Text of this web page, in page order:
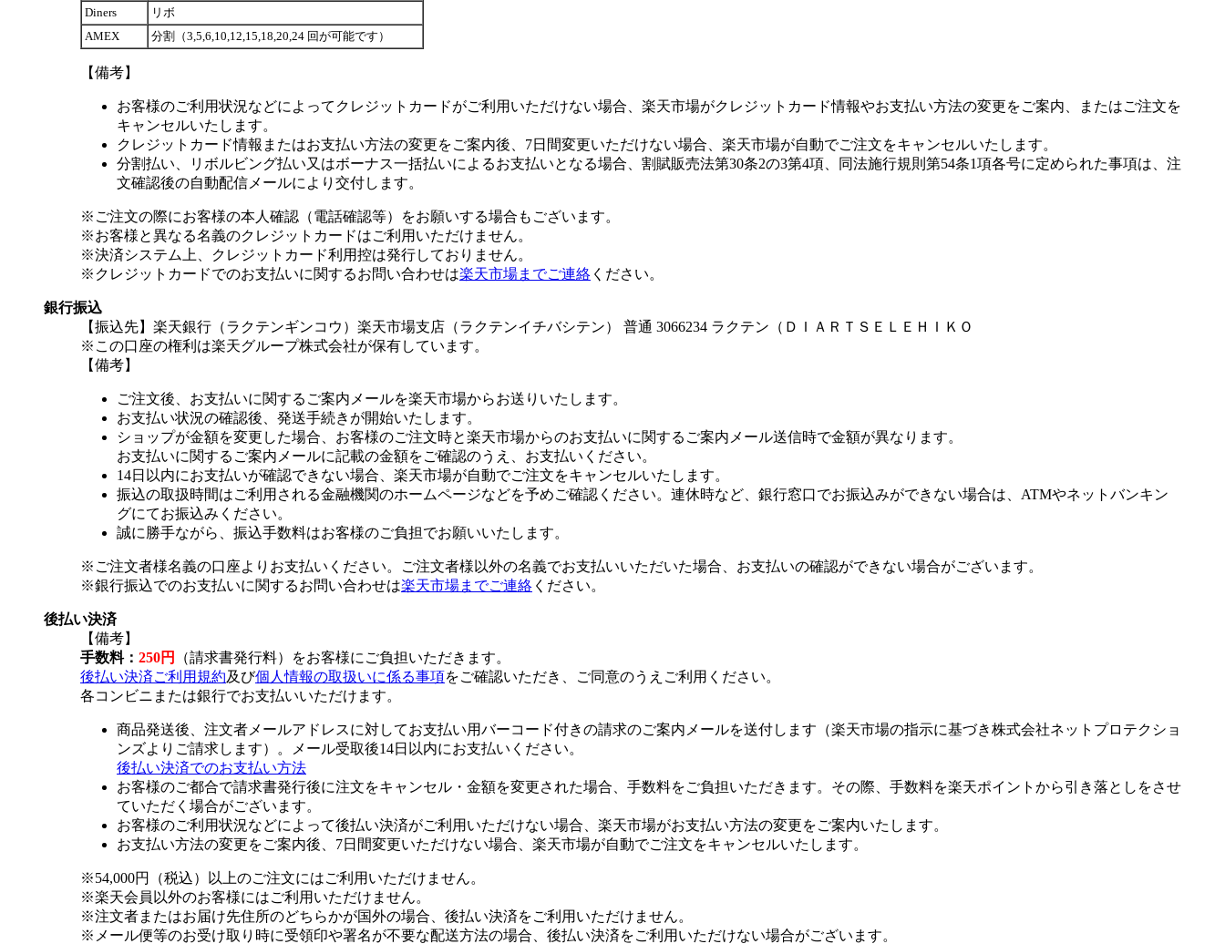
Diners
リボ
AMEX
分割（3,5,6,10,12,15,18,20,24 回が可能です）
【備考】
お客様のご利用状況などによってクレジットカードがご利用いただけない場合、楽天市場がクレジットカード情報やお支払い方法の変更をご案内、またはご注文を
キャンセルいたします。
クレジットカード情報またはお支払い方法の変更をご案内後、7日間変更いただけない場合、楽天市場が自動でご注文をキャンセルいたします。
分割払い、リボルビング払い又はボーナス一括払いによるお支払いとなる場合、割賦販売法第30条2の3第4項、同法施行規則第54条1項各号に定められた事項は、注
文確認後の自動配信メールにより交付します。
※ご注文の際にお客様の本人確認（電話確認等）をお願いする場合もございます。
※お客様と異なる名義のクレジットカードはご利用いただけません。
※決済システム上、クレジットカード利用控は発行しておりません。
※クレジットカードでのお支払いに関するお問い合わせは楽天市場までご連絡 ください。
銀行振込
【振込先】楽天銀行（ラクテンギンコウ）楽天市場支店（ラクテンイチバシテン） 普通 3066234 ラクテン（ＤＩＡＲＴＳＥＬＥＨＩＫＯ
※この口座の権利は楽天グループ株式会社が保有しています。
【備考】
ご注文後、お支払いに関するご案内メールを楽天市場からお送りいたします。
お支払い状況の確認後、発送手続きが開始いたします。
ショップが金額を変更した場合、お客様のご注文時と楽天市場からのお支払いに関するご案内メール送信時で金額が異なります。
お支払いに関するご案内メールに記載の金額をご確認のうえ、お支払いください。
14日以内にお支払いが確認できない場合、楽天市場が自動でご注文をキャンセルいたします。
振込の取扱時間はご利用される金融機関のホームページなどを予めご確認ください。連休時など、銀行窓口でお振込みができない場合は、ATMやネットバンキン
グにてお振込みください。
誠に勝手ながら、振込手数料はお客様のご負担でお願いいたします。
※ご注文者様名義の口座よりお支払いください。ご注文者様以外の名義でお支払いいただいた場合、お支払いの確認ができない場合がございます。
※銀行振込でのお支払いに関するお問い合わせは楽天市場までご連絡 ください。
後払い決済
【備考】
手数料： 250円
（請求書発行料）をお客様にご負担いただきます。
後払い決済ご利用規約及び個人情報の取扱いに係る事項をご確認いただき、ご同意のうえご利用ください。
各コンビニまたは銀行でお支払いいただけます。
商品発送後、注文者メールアドレスに対してお支払い用バーコード付きの請求のご案内メールを送付します（楽天市場の指示に基づき株式会社ネットプロテクショ
ンズよりご請求します）。メール受取後14日以内にお支払いください。
後払い決済でのお支払い方法
お客様のご都合で請求書発行後に注文をキャンセル・金額を変更された場合、手数料をご負担いただきます。その際、手数料を楽天ポイントから引き落としをさせ
ていただく場合がございます。
お客様のご利用状況などによって後払い決済がご利用いただけない場合、楽天市場がお支払い方法の変更をご案内いたします。
お支払い方法の変更をご案内後、7日間変更いただけない場合、楽天市場が自動でご注文をキャンセルいたします。
※54,000円（税込）以上のご注文にはご利用いただけません。
※楽天会員以外のお客様にはご利用いただけません。
※注文者またはお届け先住所のどちらかが国外の場合、後払い決済をご利用いただけません。
※メール便等のお受け取り時に受領印や署名が不要な配送方法の場合、後払い決済をご利用いただけない場合がございます。